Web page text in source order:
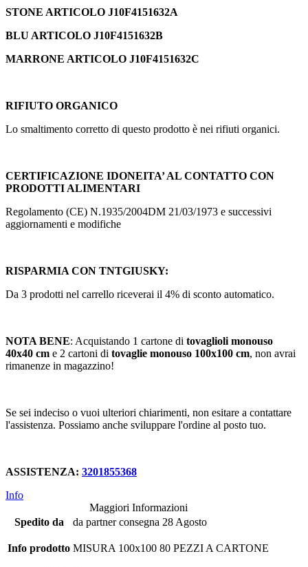
STONE ARTICOLO J10F4151632A
BLU ARTICOLO J10F4151632B
MARRONE ARTICOLO J10F4151632C
RIFIUTO ORGANICO
Lo smaltimento corretto di questo prodotto è nei rifiuti organici.
CERTIFICAZIONE IDONEITA’ AL CONTATTO CON
PRODOTTI ALIMENTARI
Regolamento (CE) N.1935/2004DM 21/03/1973 e successivi
aggiornamenti e modifiche
RISPARMIA CON TNTGIUSKY:
Da 3 prodotti nel carrello riceverai il 4% di sconto automatico.
NOTA BENE: Acquistando 1 cartone di tovaglioli monouso
40x40 cm e 2 cartoni di tovaglie monouso 100x100 cm, non avrai
rimanenze in magazzino!
Se sei indeciso o vuoi ulteriori chiarimenti, non esitare a contattare
l'assistenza. Possiamo anche sviluppare l'ordine al posto tuo.
ASSISTENZA: 3201855368
Info
Maggiori Informazioni
Spedito da
da partner consegna 28 Agosto
Info prodotto MISURA 100x100 80 PEZZI A CARTONE